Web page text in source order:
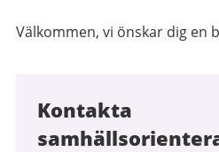
Välkommen, vi önskar dig en
Kontakta